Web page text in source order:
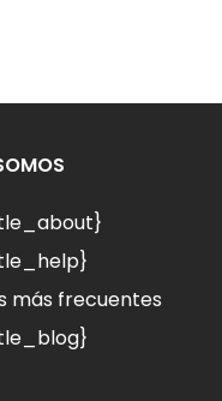
más frecuentes